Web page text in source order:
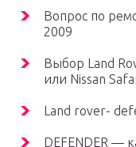
Вопрос по
2009
Выбор Land
или Nissan
Land rover-
DEFENDER —